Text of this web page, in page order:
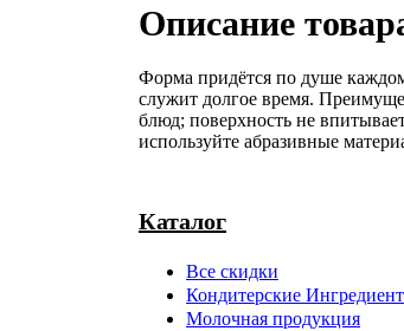
Описание
Форма придётся по душе
служит долгое время.
блюд; поверхность не
используйте абразивные
Каталог
Все скидки
Кондитерские
Молочная продукция